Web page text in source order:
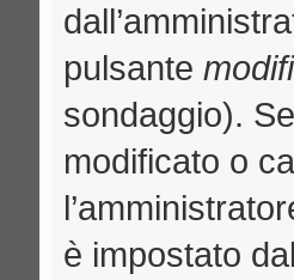
pulsante
sondaggio).
modificato o
è impostato